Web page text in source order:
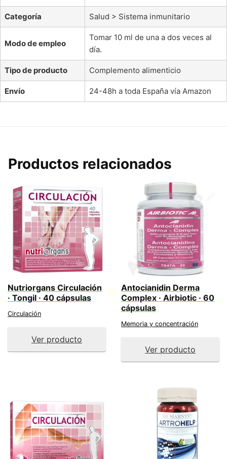
Categoría Salud > Sistema inmunitario
Modo de empleo
Tomar 10 ml de una a dos veces al
día.
Tipo de producto Complemento alimenticio
Envío 24-48h a toda España vía Amazon
Productos relacionados
Nutriorgans Circulación
· Tongil · 40 cápsulas
Circulación
Ver producto
Antocianidin Derma
Complex · Airbiotic · 60
cápsulas
Memoria y concentración
Ver producto